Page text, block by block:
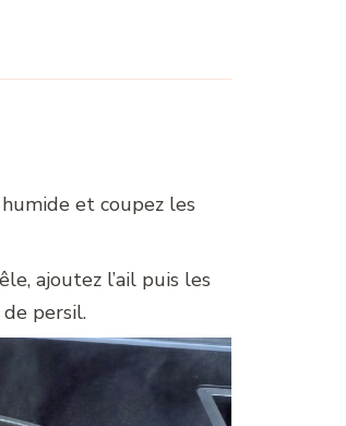
et coupez les
ajoutez l’ail puis les
persil.